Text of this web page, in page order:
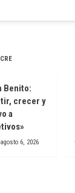
Benito:
crecer y
a
agosto 6, 2026